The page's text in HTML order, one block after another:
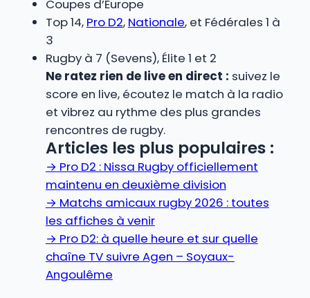
Coupes d’Europe
Top 14, Pro D2, Nationale, et Fédérales 1 à
3
Rugby à 7 (Sevens), Élite 1 et 2
Ne ratez rien de live en direct : suivez le
score en live, écoutez le match à la radio
et vibrez au rythme des plus grandes
rencontres de rugby.
Articles les plus populaires :
→ Pro D2 : Nissa Rugby officiellement
maintenu en deuxième division
→ Matchs amicaux rugby 2026 : toutes
les affiches à venir
→ Pro D2: à quelle heure et sur quelle
chaîne TV suivre Agen – Soyaux-
Angoulême